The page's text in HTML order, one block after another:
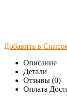
Добавить в
Описание
Детали
Отзывы (0)
Оплата